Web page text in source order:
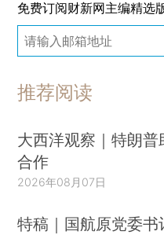
免费订阅财新网主编精选
推荐阅读
大西洋观察｜特朗普
合作
2026年08月07日
特稿｜国航原党委书